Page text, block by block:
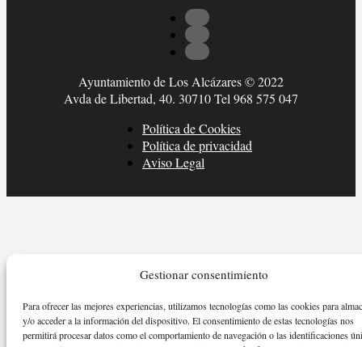
Gestionar consentimiento
Para ofrecer las mejores experiencias, utilizamos tecnologías como las cookies para
y/o acceder a la información del dispositivo. El consentimiento de estas tecnologías nos
permitirá procesar datos como el comportamiento de navegación o las identificaciones
Ayuntamiento de Los Alcázares © 2022
Avda de Libertad, 40. 30710 Tel 968 575 047
Política de Cookies
Política de privacidad
Aviso Legal